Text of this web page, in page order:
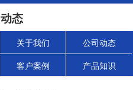
态
关于我们 公司动态
客户案例 产品知识